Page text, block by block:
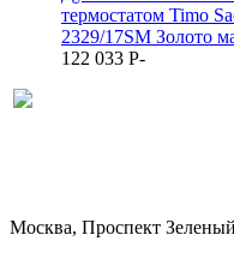
термостатом Timo
2329/17SM Золото
122 033 P-
Москва, Проспект